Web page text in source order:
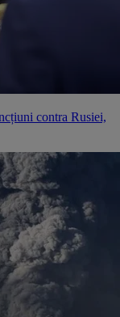
contra Rusiei,